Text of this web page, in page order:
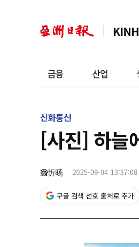
금융 산업
신화통신
[사진] 하늘
翁忻旸 2025-09-04 13:37:08
구글 검색 선호 출처로 추가